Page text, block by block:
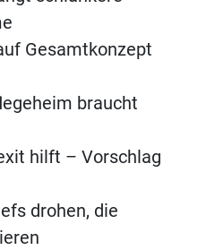
Gesamtkonzept
braucht
hilft – Vorschlag
drohen, die